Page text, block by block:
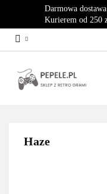
Darmowa
Kurierem od 250
Haze